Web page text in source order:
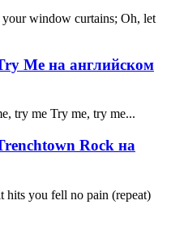
window curtains; Oh, let
Me на английском
try me Try me, try me...
Rock на
hits you fell no pain (repeat)